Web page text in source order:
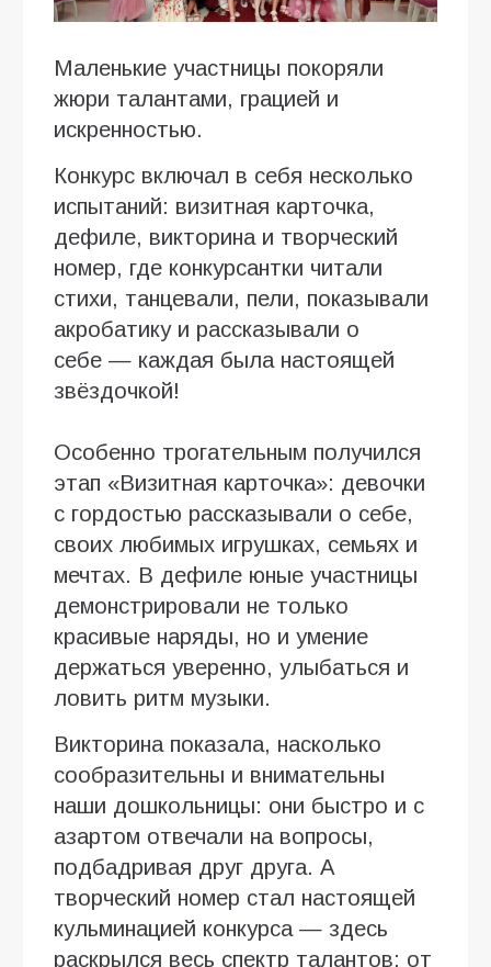
Маленькие участницы покоряли
жюри талантами, грацией и
искренностью.
Конкурс включал в себя несколько
испытаний: визитная карточка,
дефиле, викторина и творческий
номер, где конкурсантки читали
стихи, танцевали, пели, показывали
акробатику и рассказывали о
себе — каждая была настоящей
звёздочкой!
Особенно трогательным получился
этап «Визитная карточка»: девочки
с гордостью рассказывали о себе,
своих любимых игрушках, семьях и
мечтах. В дефиле юные участницы
демонстрировали не только
красивые наряды, но и умение
держаться уверенно, улыбаться и
ловить ритм музыки.
Викторина показала, насколько
сообразительны и внимательны
наши дошкольницы: они быстро и с
азартом отвечали на вопросы,
подбадривая друг друга. А
творческий номер стал настоящей
кульминацией конкурса — здесь
раскрылся весь спектр талантов: от